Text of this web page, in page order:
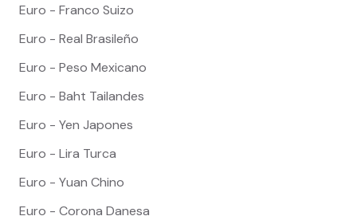
Euro - Franco Suizo
Euro - Real Brasileño
Euro - Peso Mexicano
Euro - Baht Tailandes
Euro - Yen Japones
Euro - Lira Turca
Euro - Yuan Chino
Euro - Corona Danesa